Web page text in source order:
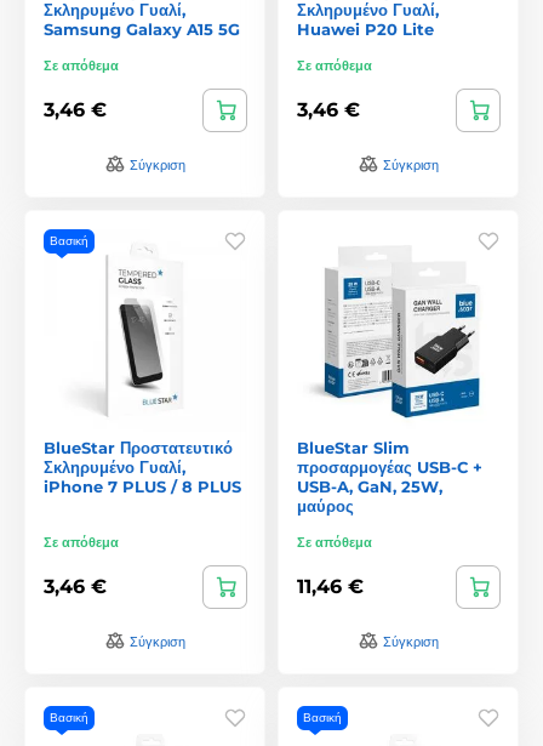
Σκληρυμένο Γυαλί,
Samsung Galaxy A15 5G
Σε απόθεμα
3,46 €
Σύγκριση
Σκληρυμένο Γυαλί,
Huawei P20 Lite
Σε απόθεμα
3,46 €
Σύγκριση
Βασική
BlueStar Προστατευτικό
Σκληρυμένο Γυαλί,
iPhone 7 PLUS / 8 PLUS
Σε απόθεμα
3,46 €
Σύγκριση
BlueStar Slim
προσαρμογέας USB-C +
USB-A, GaN, 25W,
μαύρος
Σε απόθεμα
11,46 €
Σύγκριση
Βασική Βασική